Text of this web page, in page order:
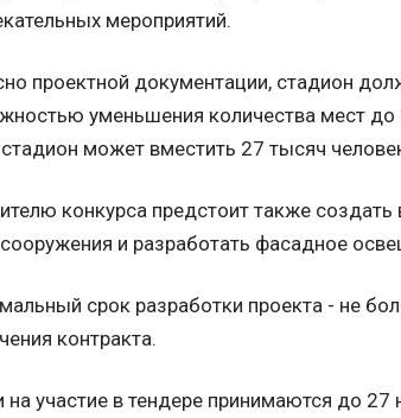
мероприятий.
проектной документации, стадион
уменьшения количества мест
может вместить 27 тысяч
конкурса предстоит также
и разработать фасадное
срок разработки проекта - не
контракта.
на участие в тендере принимаются до 27